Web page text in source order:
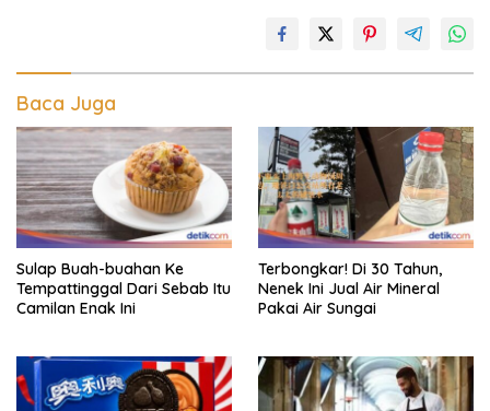
Baca Juga
Sulap Buah-buahan Ke
Tempattinggal Dari Sebab Itu
Camilan Enak Ini
Terbongkar! Di 30 Tahun,
Nenek Ini Jual Air Mineral
Pakai Air Sungai